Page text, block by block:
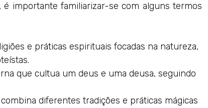
importante familiarizar-se com alguns termos
e práticas espirituais focadas na natureza,
que cultua um deus e uma deusa, seguindo
diferentes tradições e práticas mágicas